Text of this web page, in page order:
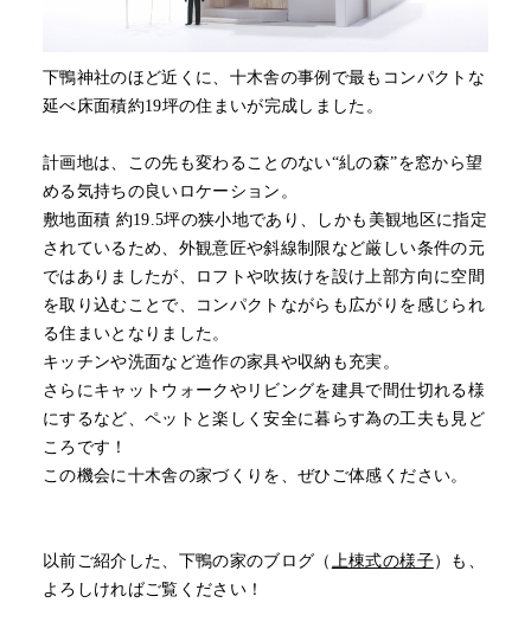
下鴨神社のほど近くに、十木舎の事例で最もコンパクトな
延べ床面積約19坪の住まいが完成しました。
計画地は、この先も変わることのない“糺の森”を窓から望
める気持ちの良いロケーション。
敷地面積 約19.5坪の狭小地であり、しかも美観地区に指定
されているため、外観意匠や斜線制限など厳しい条件の元
ではありましたが、ロフトや吹抜けを設け上部方向に空間
を取り込むことで、コンパクトながらも広がりを感じられ
る住まいとなりました。
キッチンや洗面など造作の家具や収納も充実。
さらにキャットウォークやリビングを建具で間仕切れる様
にするなど、ペットと楽しく安全に暮らす為の工夫も見ど
ころです！
この機会に十木舎の家づくりを、ぜひご体感ください。
以前ご紹介した、下鴨の家のブログ（ 上棟式の様子）も、
よろしければご覧ください！